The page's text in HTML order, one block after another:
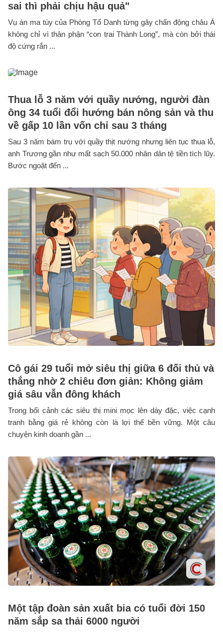
sai thì phải chịu hậu quả"
Vụ án ma túy của Phòng Tổ Danh từng gây chấn động châu Á
không chỉ vì thân phận “con trai Thành Long”, mà còn bởi thái
độ cứng rắn ...
Thua lỗ 3 năm với quầy nướng, người đàn
ông 34 tuổi đổi hướng bán nông sản và thu
về gấp 10 lần vốn chỉ sau 3 tháng
Sau 3 năm bám trụ với quầy thịt nướng nhưng liên tục thua lỗ,
anh Trương gần như mất sạch 50.000 nhân dân tệ tiền tích lũy.
Bước ngoặt đến ...
Cô gái 29 tuổi mở siêu thị giữa 6 đối thủ và
thắng nhờ 2 chiêu đơn giản: Không giảm
giá sâu vẫn đông khách
Trong bối cảnh các siêu thị mini mọc lên dày đặc, việc cạnh
tranh bằng giá rẻ không còn là lợi thế bền vững. Một câu
chuyện kinh doanh gần ...
Một tập đoàn sản xuất bia có tuổi đời 150
năm sắp sa thải 6000 người